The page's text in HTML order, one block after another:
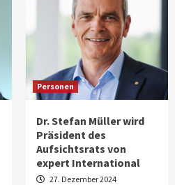
Personen
Dr. Stefan Müller wird
Präsident des
Aufsichtsrats von
expert International
27. Dezember 2024